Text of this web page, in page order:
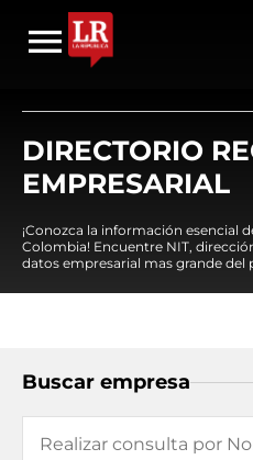
DIRECTORIO
EMPRESARIAL
¡Conozca la información esencial
Colombia! Encuentre NIT,
datos empresarial mas grande del
Buscar empresa